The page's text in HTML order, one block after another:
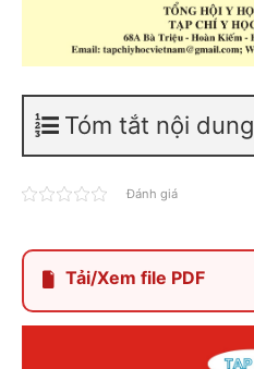
Tóm tắt nội dung
Đánh giá
Tải/Xem file PDF